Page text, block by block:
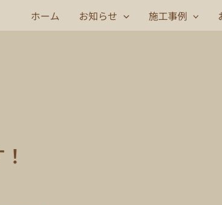
ホーム お知らせ 施工事例